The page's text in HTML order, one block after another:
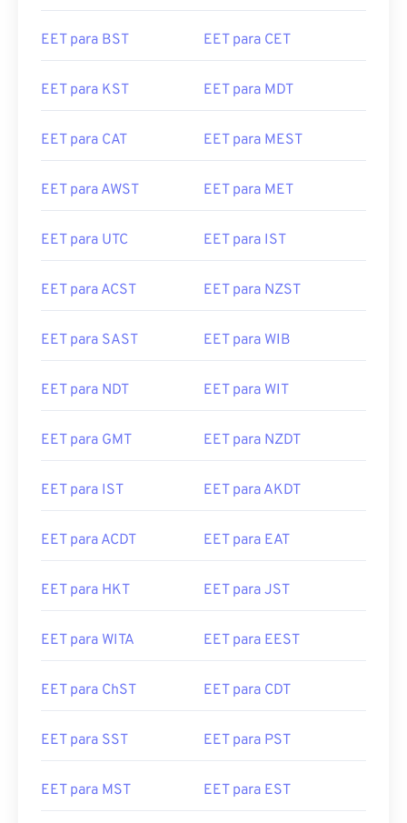
EET para BST EET para CET
EET para KST EET para MDT
EET para CAT EET para MEST
EET para AWST EET para MET
EET para UTC EET para IST
EET para ACST EET para NZST
EET para SAST EET para WIB
EET para NDT EET para WIT
EET para GMT EET para NZDT
EET para IST EET para AKDT
EET para ACDT EET para EAT
EET para HKT EET para JST
EET para WITA EET para EEST
EET para ChST EET para CDT
EET para SST EET para PST
EET para MST EET para EST